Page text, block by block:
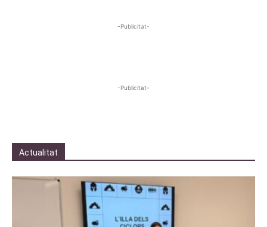
-Publicitat-
-Publicitat-
Actualitat